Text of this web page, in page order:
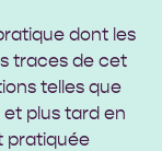
dont les
traces de cet
telles que
et plus tard en
pratiquée